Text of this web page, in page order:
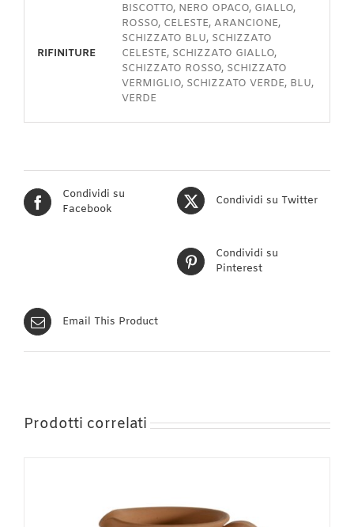
RIFINITURE
BISCOTTO, NERO OPACO, GIALLO,
ROSSO, CELESTE, ARANCIONE,
SCHIZZATO BLU, SCHIZZATO
CELESTE, SCHIZZATO GIALLO,
SCHIZZATO ROSSO, SCHIZZATO
VERMIGLIO, SCHIZZATO VERDE, BLU,
VERDE
Condividi su
Facebook
Condividi su Twitter
Condividi su
Pinterest
Email This Product
Prodotti correlati